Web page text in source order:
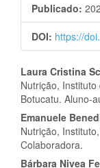
Publicado:
DOI: https://
do
artigo
principal
Laura Cristina
Nutrição, Instituto
Botucatu. Aluno-
Emanuele
Nutrição,
Colaboradora.
Bárbara Nivea